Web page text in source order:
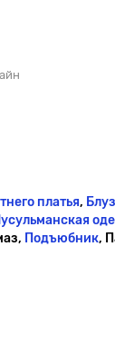
платья,
Подъюбник,